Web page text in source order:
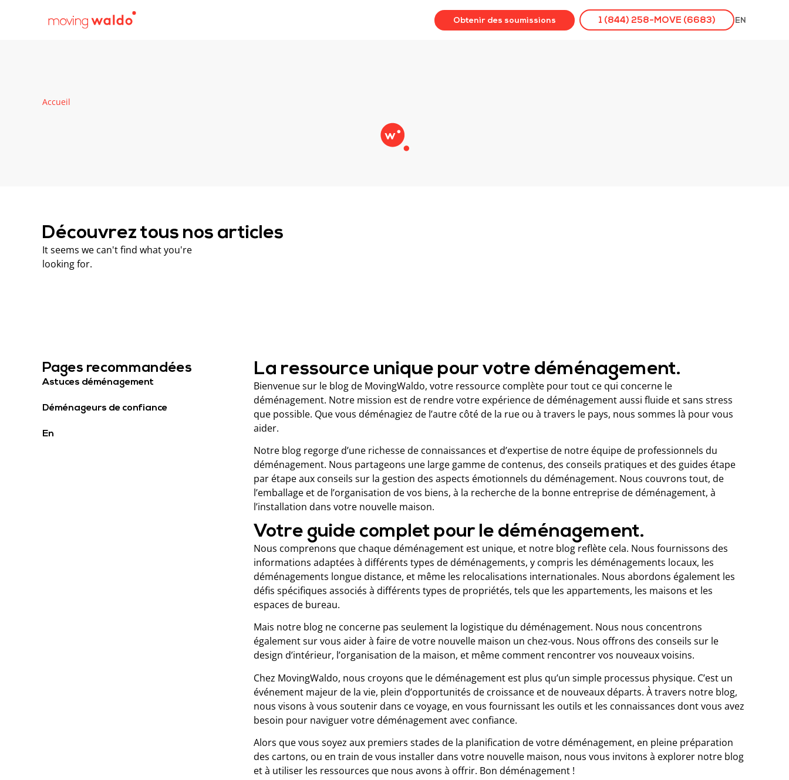
Obtenir des soumissions 1 (844) 258-MOVE (6683) EN
Accueil
Découvrez tous nos articles
It seems we can't find what you're
looking for.
Pages recommandées
Astuces déménagement
Déménageurs de confiance
En
La ressource unique pour votre déménagement.
Bienvenue sur le blog de MovingWaldo, votre ressource complète pour tout ce qui concerne le
déménagement. Notre mission est de rendre votre expérience de déménagement aussi fluide et sans stress
que possible. Que vous déménagiez de l’autre côté de la rue ou à travers le pays, nous sommes là pour vous
aider.
Notre blog regorge d’une richesse de connaissances et d’expertise de notre équipe de professionnels du
déménagement. Nous partageons une large gamme de contenus, des conseils pratiques et des guides étape
par étape aux conseils sur la gestion des aspects émotionnels du déménagement. Nous couvrons tout, de
l’emballage et de l’organisation de vos biens, à la recherche de la bonne entreprise de déménagement, à
l’installation dans votre nouvelle maison.
Votre guide complet pour le déménagement.
Nous comprenons que chaque déménagement est unique, et notre blog reflète cela. Nous fournissons des
informations adaptées à différents types de déménagements, y compris les déménagements locaux, les
déménagements longue distance, et même les relocalisations internationales. Nous abordons également les
défis spécifiques associés à différents types de propriétés, tels que les appartements, les maisons et les
espaces de bureau.
Mais notre blog ne concerne pas seulement la logistique du déménagement. Nous nous concentrons
également sur vous aider à faire de votre nouvelle maison un chez-vous. Nous offrons des conseils sur le
design d’intérieur, l’organisation de la maison, et même comment rencontrer vos nouveaux voisins.
Chez MovingWaldo, nous croyons que le déménagement est plus qu’un simple processus physique. C’est un
événement majeur de la vie, plein d’opportunités de croissance et de nouveaux départs. À travers notre blog,
nous visons à vous soutenir dans ce voyage, en vous fournissant les outils et les connaissances dont vous avez
besoin pour naviguer votre déménagement avec confiance.
Alors que vous soyez aux premiers stades de la planification de votre déménagement, en pleine préparation
des cartons, ou en train de vous installer dans votre nouvelle maison, nous vous invitons à explorer notre blog
et à utiliser les ressources que nous avons à offrir. Bon déménagement !